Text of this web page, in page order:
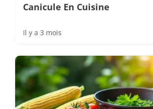
Canicule En Cuisine
Il y a 3 mois